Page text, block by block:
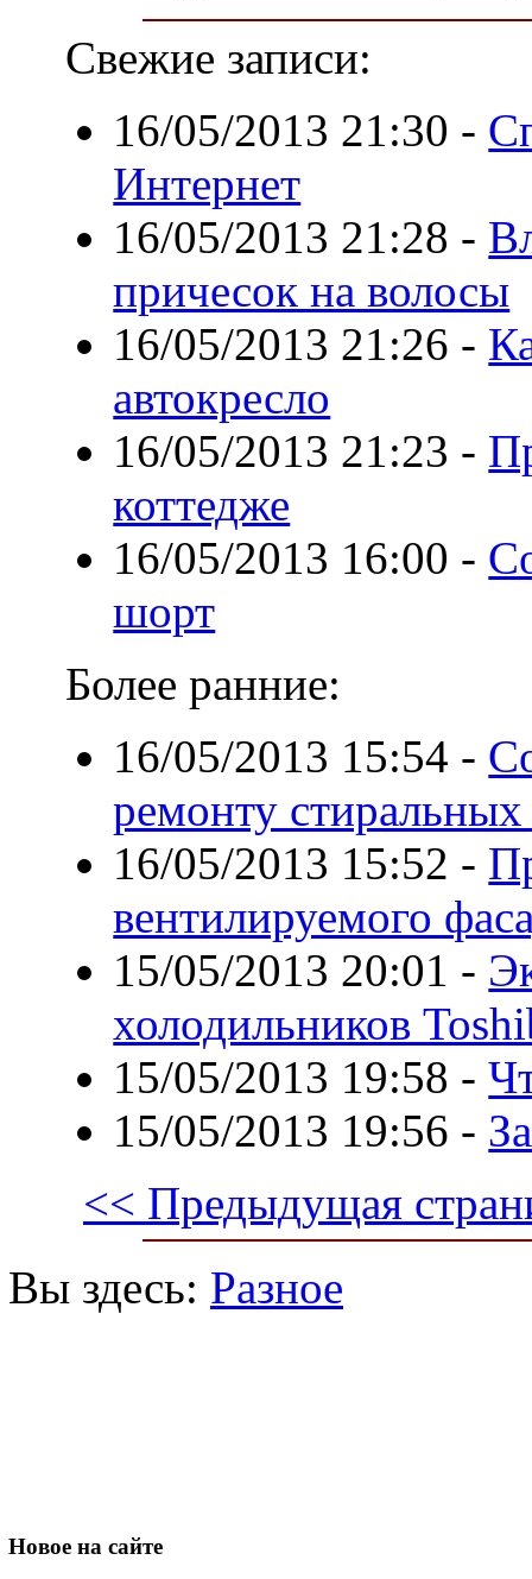
Свежие записи:
16/05/2013 21:30 -
Интернет
16/05/2013 21:28 -
причесок на волосы
16/05/2013 21:26 -
автокресло
16/05/2013 21:23 -
коттедже
16/05/2013 16:00 -
шорт
Более ранние:
16/05/2013 15:54 -
ремонту
16/05/2013 15:52 -
вентилируемого
15/05/2013 20:01 -
холодильников
15/05/2013 19:58 -
15/05/2013 19:56 -
<< Предыдущая
Вы здесь: Разное
Новое на сайте